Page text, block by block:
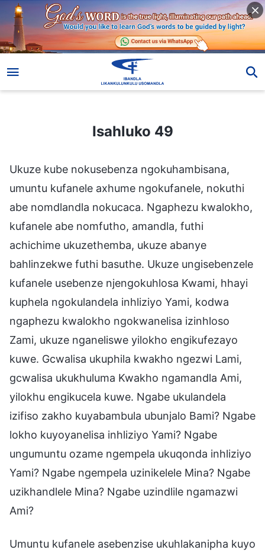
Isahluko 49
Ukuze kube nokusebenza ngokuhambisana,
umuntu kufanele axhume ngokufanele, nokuthi
abe nomdlandla nokucaca. Ngaphezu kwalokho,
kufanele abe nomfutho, amandla, futhi
achichime ukuzethemba, ukuze abanye
bahlinzekwe futhi basuthe. Ukuze ungisebenzele
kufanele usebenze njengokuhlosa Kwami, hhayi
kuphela ngokulandela inhliziyo Yami, kodwa
ngaphezu kwalokho ngokwanelisa izinhloso
Zami, ukuze nganeliswe yilokho engikufezayo
kuwe. Gcwalisa ukuphila kwakho ngezwi Lami,
gcwalisa ukukhuluma Kwakho ngamandla Ami,
yilokhu engikucela kuwe. Ngabe ukulandela
izifiso zakho kuyabambula ubunjalo Bami? Ngabe
lokho kuyoyanelisa inhliziyo Yami? Ngabe
ungumuntu ozame ngempela ukuqonda inhliziyo
Yami? Ngabe ngempela uzinikelele Mina? Ngabe
uzikhandlele Mina? Ngabe uzindlile ngamazwi
Ami?
Umuntu kufanele asebenzise ukuhlakanipha kuyo